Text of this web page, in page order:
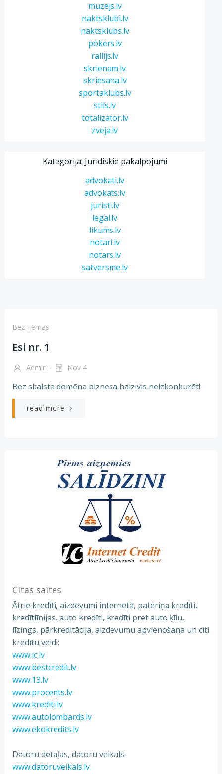
muzejs.lv
naktsklubi.lv
naktsklubs.lv
pokers.lv
rallijs.lv
skrienam.lv
skriesana.lv
sportaklubs.lv
stils.lv
totalizator.lv
zveja.lv
Kategorija: Juridiskie pakalpojumi
advokati.lv
advokats.lv
juristi.lv
legal.lv
likums.lv
notari.lv
notars.lv
satversme.lv
Bez Tēmas
Esi nr. 1
Admin - Nov 4
Bez skaista domēna biznesa haizivis neizkonkurēt!
read more
Citas saites
Ātrie kredīti, aizdevumi internetā, patēriņa kredīti,
kredītlīnijas, auto kredīti, kredīti pret auto ķīlu,
līzings, pārkreditācija, aizdevumu apvienošana un citi
kredītu veidi:
www.ic.lv
www.bestcredit.lv
www.13.lv
www.procents.lv
www.krediti.lv
www.autolombards.lv
www.ekokredits.lv
Datoru detaļas, datoru veikals:
www.datoruveikals.lv